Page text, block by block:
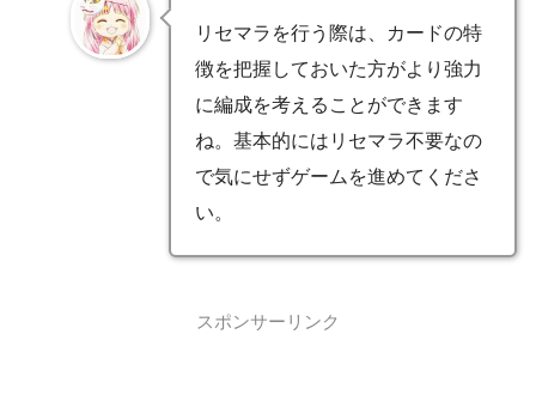
リセマラを行う際は、カードの特
徴を把握しておいた方がより強力
に編成を考えることができます
ね。基本的にはリセマラ不要なの
で気にせずゲームを進めてくださ
い。
スポンサーリンク